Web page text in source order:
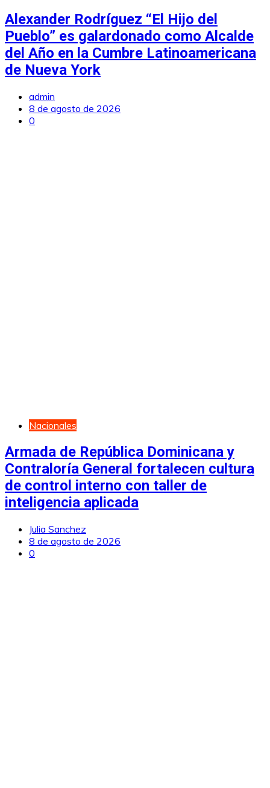
Alexander Rodríguez “El Hijo del
Pueblo” es galardonado como Alcalde
del Año en la Cumbre Latinoamericana
de Nueva York
admin
8 de agosto de 2026
0
Nacionales
Armada de República Dominicana y
Contraloría General fortalecen cultura
de control interno con taller de
inteligencia aplicada
Julia Sanchez
8 de agosto de 2026
0